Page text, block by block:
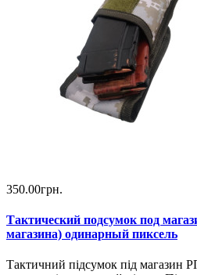
350.00грн.
Тактический подсумок под
магазина) одинарный пиксель
Тактичний підсумок під магазин